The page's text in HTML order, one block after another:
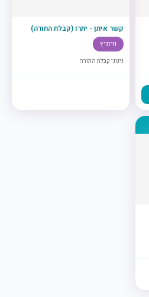
קשר איתן - יתרו (קבלת התורה)
וויזניץ
ניגוני קבלת התורה